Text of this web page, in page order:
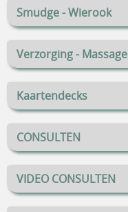
Smudge - Wierook
Verzorging - Massage
Kaartendecks
CONSULTEN
VIDEO CONSULTEN